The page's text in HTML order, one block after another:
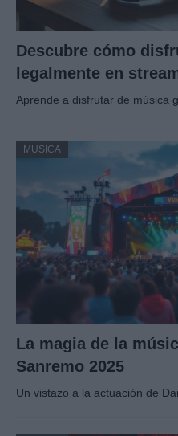
Descubre cómo
legalmente en
Aprende a disfrutar de música
MUSICA
La magia de la
Sanremo 2025
Un vistazo a la actuación de